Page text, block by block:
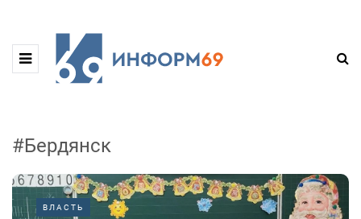
#Бердянск
ВЛАСТЬ